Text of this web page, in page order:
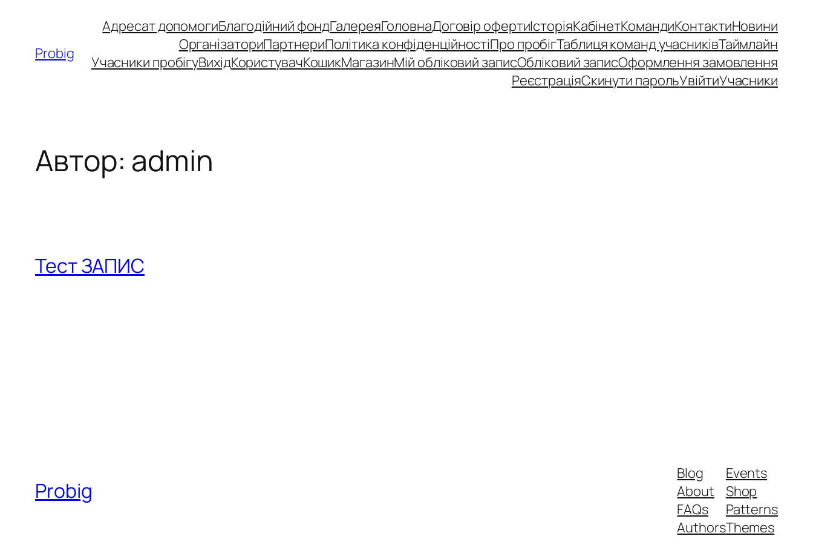
вмістуProbig
Адресат допомогиБлагодійний фондГалереяГоловнаДоговір офертиІсторіяКабінетКомандиКонтактиНовини
ОрганізаториПартнериПолітика конфіденційностіПро пробігТаблиця команд учасниківТаймлайн
Учасники пробігуВихідКористувачКошикМагазинМій обліковий записОбліковий записОформлення замовлення
РеєстраціяСкинути парольУвійтиУчасники
Автор: admin
Тест ЗАПИС
Probig
Blog
About
FAQs
Authors
Events
Shop
Patterns
Themes